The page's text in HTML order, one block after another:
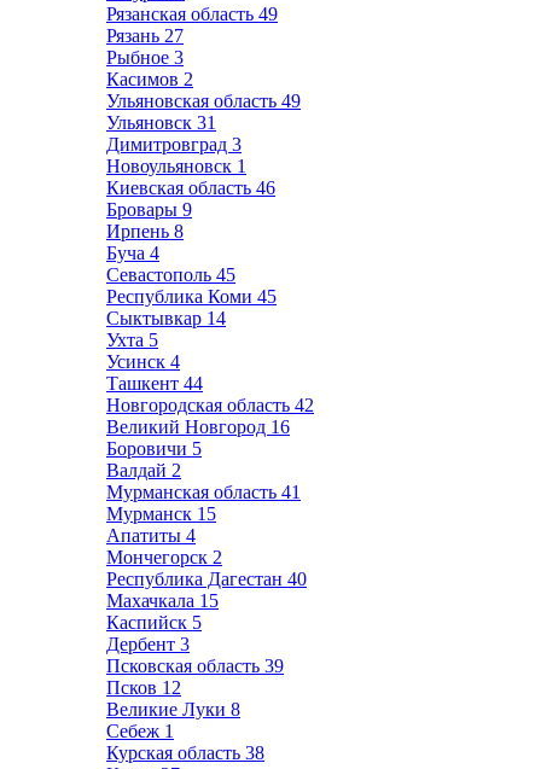
Рязанская область 49
Рязань 27
Рыбное 3
Касимов 2
Ульяновская область 49
Ульяновск 31
Димитровград 3
Новоульяновск 1
Киевская область 46
Бровары 9
Ирпень 8
Буча 4
Севастополь 45
Республика Коми 45
Сыктывкар 14
Ухта 5
Усинск 4
Ташкент 44
Новгородская область 42
Великий Новгород 16
Боровичи 5
Валдай 2
Мурманская область 41
Мурманск 15
Апатиты 4
Мончегорск 2
Республика Дагестан 40
Махачкала 15
Каспийск 5
Дербент 3
Псковская область 39
Псков 12
Великие Луки 8
Себеж 1
Курская область 38